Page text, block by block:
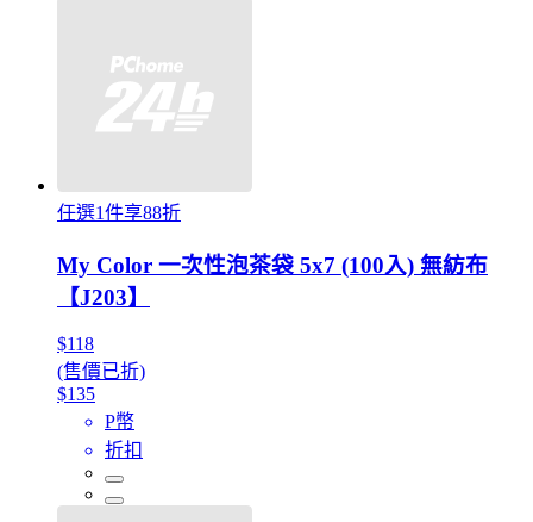
任選1件享88折
My Color 一次性泡茶袋 5x7 (100入) 無紡布
【J203】
$118
(售價已折)
$135
P幣
折扣